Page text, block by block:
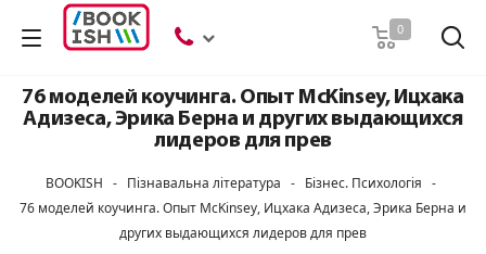
0
76 моделей коучинга. Опыт McKinsey, Ицхака
Адизеса, Эрика Берна и других выдающихся
лидеров для прев
BOOKISH - Пізнавальна література - Бізнес. Психологія -
76 моделей коучинга. Опыт McKinsey, Ицхака Адизеса, Эрика Берна и
других выдающихся лидеров для прев